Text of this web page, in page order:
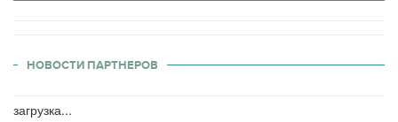
НОВОСТИ ПАРТНЕРОВ
загрузка...